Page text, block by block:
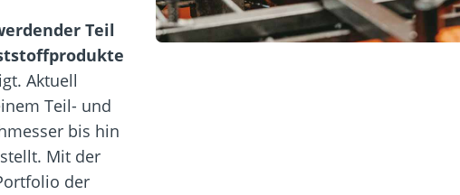
Teil
Aktuell
Teil- und
bis hin
Mit der
der